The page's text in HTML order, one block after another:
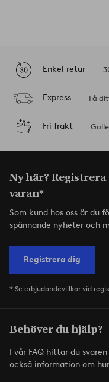
Enkel retur
Express Få
Fri frakt
Ny här?
varan*
Som kund hos oss är du
spännande nyheter och
Registrera dig
* Se erbjudandevillkor vid
Behöver du hjälp?
I vår FAQ hittar du
också information om